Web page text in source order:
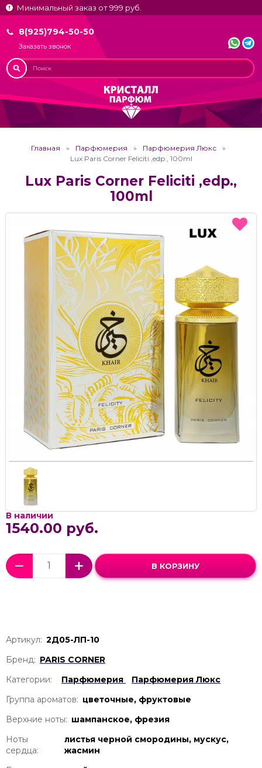
Минимальный заказ от 999 руб.
8(925)794-50-50
Заказать звонок
Главная Парфюмерия
Парфюмерия Люкс
Lux Paris Corner Feliciti ,edp., 100ml
Lux Paris Corner Feliciti ,edp.,
100ml
В наличии
1540.00 руб.
В КОРЗИНУ
Артикул: 2Д05-ЛП-10
Бренд: PARIS CORNER
Категории:
Парфюмерия
Парфюмерия Люкс
Группа ароматов: цветочные, фруктовые
Верхние ноты: шампанское, фрезия
Ноты
сердца:
листья черной смородины, мускус,
жасмин